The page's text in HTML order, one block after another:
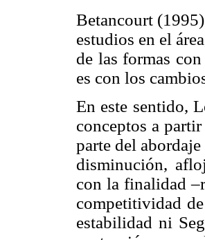
Betancourt
estudios en el
de las formas
es con los
En este sentido,
conceptos a
parte del
disminución,
con la finalidad
competitividad
estabilidad ni